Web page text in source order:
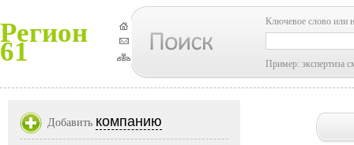
Регион
61
Ключевое слово или
Пример: экспертиза
Добавить компанию